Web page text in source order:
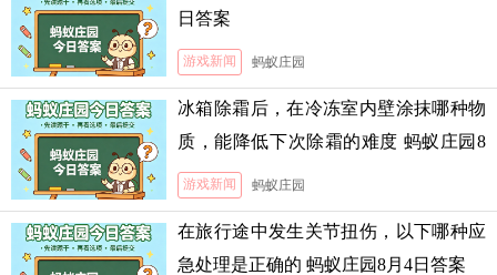
日答案
游戏新闻 蚂蚁庄园
冰箱除霜后，在冷冻室内壁涂抹哪种物
质，能降低下次除霜的难度 蚂蚁庄园8
月5日答案
游戏新闻 蚂蚁庄园
在旅行途中发生关节扭伤，以下哪种应
急处理是正确的 蚂蚁庄园8月4日答案